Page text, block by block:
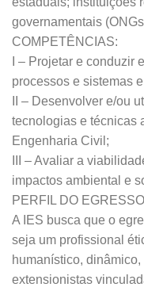
governamentais
COMPETÊNCIAS:
I – Projetar e conduzir
processos e sistemas
II – Desenvolver e/ou
tecnologias e técnicas
Engenharia Civil;
III – Avaliar a
impactos ambiental e
PERFIL DO
A IES busca que o
seja um profissional
humanístico,
extensionistas